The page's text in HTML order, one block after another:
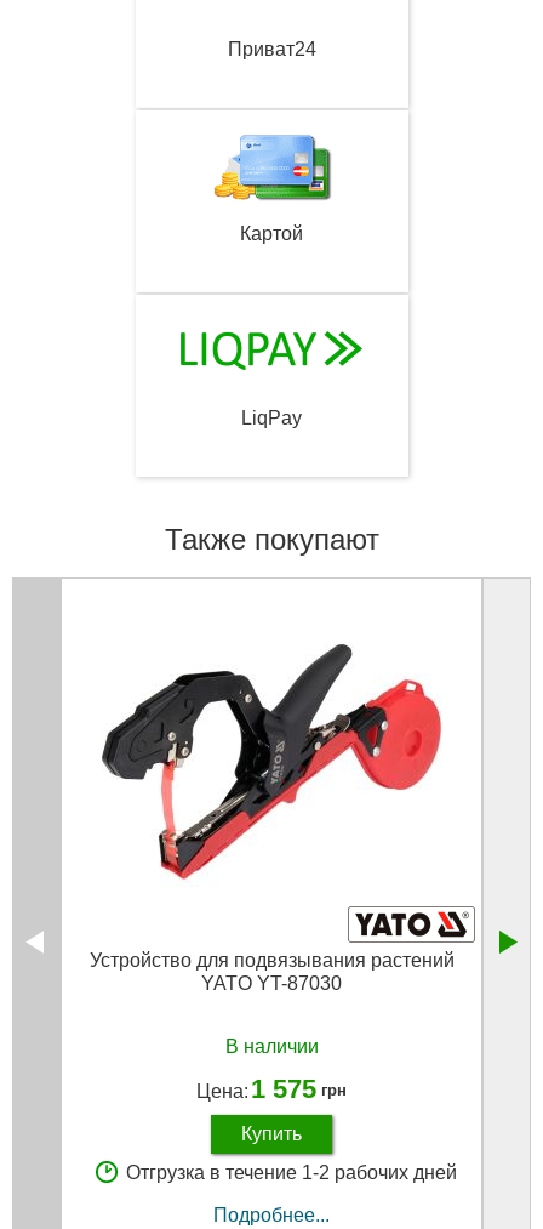
Приват24
Картой
LiqPay
Также покупают
Устройство для подвязывания растений
YATO YT-87030
В наличии
Цена: 1 575 грн
Купить
Отгрузка в течение 1-2 рабочих дней
Подробнее...